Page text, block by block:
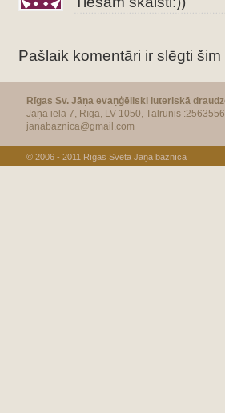
Pašlaik komentāri ir slēgti šim
Rīgas Sv. Jāņa evaņģēliski luteriskā
Jāņa ielā 7, Rīga, LV 1050, Tālrunis
janabaznica@gmail.com
© 2006 - 2011 Rīgas Svētā Jāņa baznīca